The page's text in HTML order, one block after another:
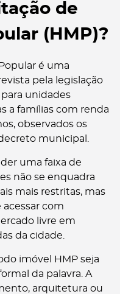
de
(HMP)?
é uma
pela legislação
unidades
a famílias com renda
observados os
municipal.
uma faixa de
não se enquadra
mais restritas, mas
com
livre em
da cidade.
imóvel HMP seja
da palavra. A
arquitetura ou